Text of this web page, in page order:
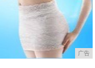
广告